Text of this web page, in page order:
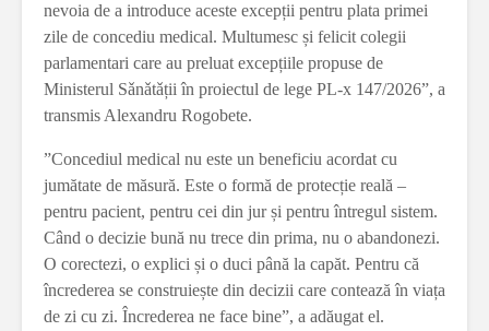
nevoia de a introduce aceste excepții pentru plata primei
zile de concediu medical. Multumesc și felicit colegii
parlamentari care au preluat excepțiile propuse de
Ministerul Sǎnǎtǎții în proiectul de lege PL-x 147/2026”, a
transmis Alexandru Rogobete.
”Concediul medical nu este un beneficiu acordat cu
jumătate de măsură. Este o formă de protecție reală –
pentru pacient, pentru cei din jur și pentru întregul sistem.
Când o decizie bună nu trece din prima, nu o abandonezi.
O corectezi, o explici și o duci până la capăt. Pentru că
încrederea se construiește din decizii care contează în viața
de zi cu zi. Încrederea ne face bine”, a adăugat el.